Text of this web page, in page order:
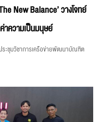
New Balance’ วางโจทย์
าความเป็นมนุษย์
ระชุมวิชาการเครือข่ายพัฒนาบัณฑิต